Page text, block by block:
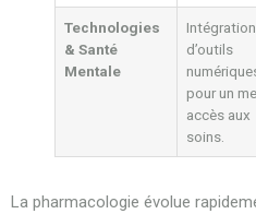
Technologies
& Santé
Mentale
Intégration
d’outils
pour un
accès aux
soins.
La pharmacologie évolue